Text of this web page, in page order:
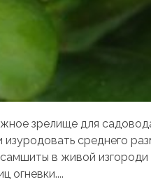
зрелище для
среднего
в живой изгороди
огневки....